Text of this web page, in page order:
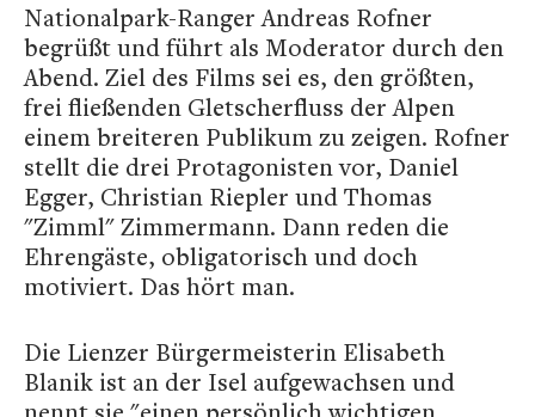
Nationalpark-Ranger Andreas Rofner
begrüßt und führt als Moderator durch den
Abend. Ziel des Films sei es, den größten,
frei fließenden Gletscherfluss der Alpen
einem breiteren Publikum zu zeigen. Rofner
stellt die drei Protagonisten vor, Daniel
Egger, Christian Riepler und Thomas
"Zimml" Zimmermann. Dann reden die
Ehrengäste, obligatorisch und doch
motiviert. Das hört man.
Die Lienzer Bürgermeisterin Elisabeth
Blanik ist an der Isel aufgewachsen und